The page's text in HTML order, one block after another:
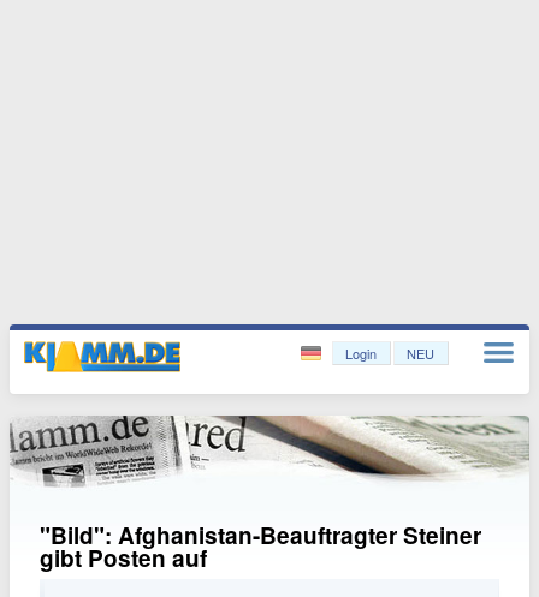
Login NEU
"Bild": Afghanistan-Beauftragter Steiner
gibt Posten auf